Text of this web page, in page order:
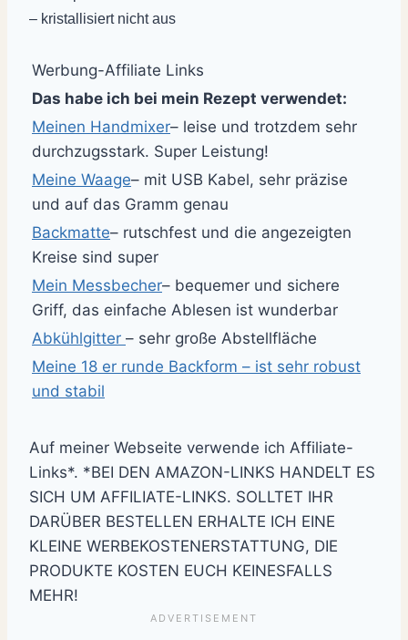
– kristallisiert nicht aus
Werbung-Affiliate Links
Das habe ich bei mein Rezept verwendet:
Meinen Handmixer– leise und trotzdem sehr
durchzugsstark. Super Leistung!
Meine Waage– mit USB Kabel, sehr präzise
und auf das Gramm genau
Backmatte– rutschfest und die angezeigten
Kreise sind super
Mein Messbecher– bequemer und sichere
Griff, das einfache Ablesen ist wunderbar
Abkühlgitter – sehr große Abstellfläche
Meine 18 er runde Backform – ist sehr robust
und stabil
Auf meiner Webseite verwende ich Affiliate-
Links*. *BEI DEN AMAZON-LINKS HANDELT ES
SICH UM AFFILIATE-LINKS. SOLLTET IHR
DARÜBER BESTELLEN ERHALTE ICH EINE
KLEINE WERBEKOSTENERSTATTUNG, DIE
PRODUKTE KOSTEN EUCH KEINESFALLS
MEHR!